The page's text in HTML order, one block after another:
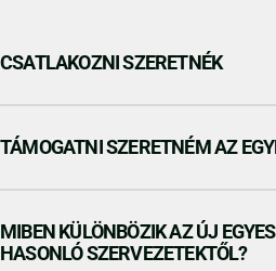
CSATLAKOZNI SZERETNÉK
TÁMOGATNI SZERETNÉM AZ
MIBEN KÜLÖNBÖZIK AZ ÚJ
HASONLÓ SZERVEZETEKTŐL?